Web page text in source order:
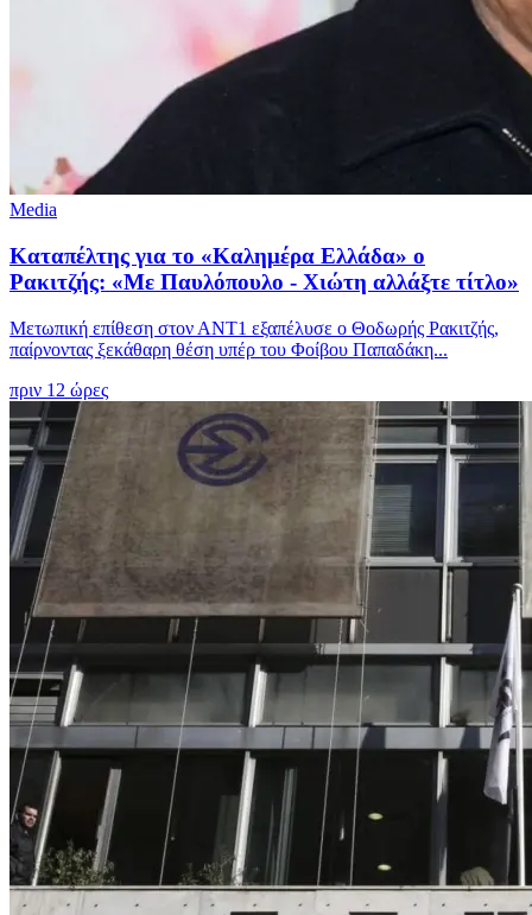
Media
Καταπέλτης για το «Καλημέρα Ελλάδα» ο
Ρακιτζής: «Με Παυλόπουλο - Χιώτη αλλάξτε τίτλο»
Μετωπική επίθεση στον ΑΝΤ1 εξαπέλυσε ο Θοδωρής Ρακιτζής,
παίρνοντας ξεκάθαρη θέση υπέρ του Φοίβου Παπαδάκη...
πριν 12 ώρες